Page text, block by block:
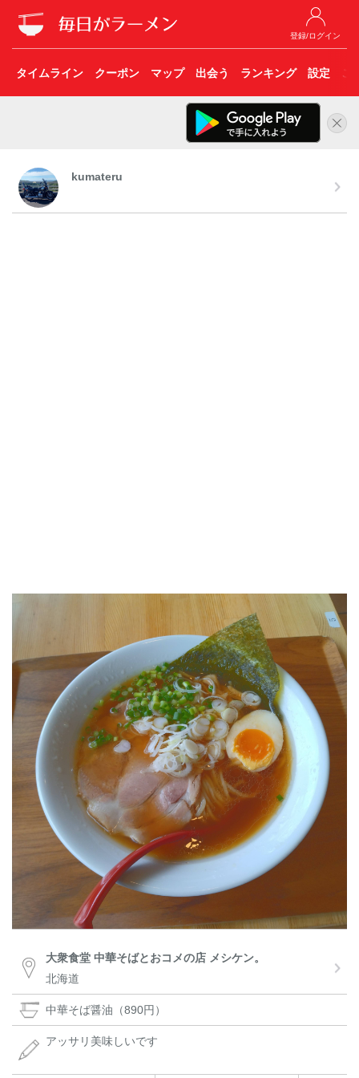
登録/ログイン
タイムライン クーポン マップ 出会う ランキング 設定 こ
kumateru
大衆食堂 中華そばとおコメの店 メシケン。
北海道
中華そば醤油（890円）
アッサリ美味しいです